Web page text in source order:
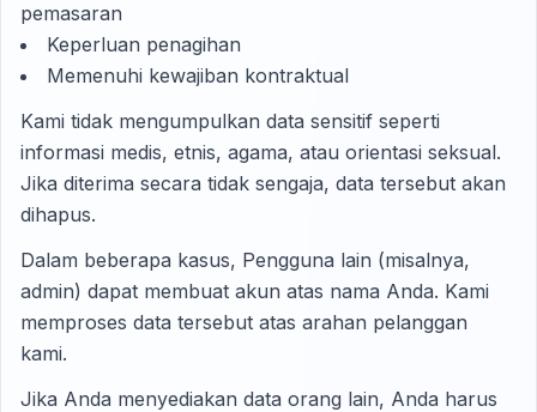
pemasaran
Keperluan penagihan
Memenuhi kewajiban kontraktual
Kami tidak mengumpulkan data sensitif seperti
informasi medis, etnis, agama, atau orientasi seksual.
Jika diterima secara tidak sengaja, data tersebut akan
dihapus.
Dalam beberapa kasus, Pengguna lain (misalnya,
admin) dapat membuat akun atas nama Anda. Kami
memproses data tersebut atas arahan pelanggan
kami.
Jika Anda menyediakan data orang lain, Anda harus